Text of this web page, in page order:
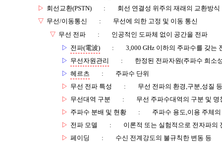
▷ 회선교환(PSTN) :
회선 연결성 위주의 재래의 교환방식
▽ 무선/이동통신 :
무선에 의한 고정 및 이동 통신
▽ 무선 전파 :
인공적인 도파체 없이 공간을 전파
▷ 전파(電波) :
3,000 GHz 이하의 주파수를 갖는
▷ 무선자원관리 :
한정된 전파자원(주파수 희소
▷ 헤르츠 :
주파수 단위
▷ 무선 전파 특성 :
무선 전파의 환경,구분,성질 등
▷ 무선대역 구분 :
무선 주파수대역의 구분 및 명
▷ 주파수 분배 및 현황 :
주파수 용도,이용 주체
▷ 전파 모델 :
이론적 또는 실험적으로 전자파의
▷ 페이딩 :
수신 전계강도의 불규칙한 변동 등